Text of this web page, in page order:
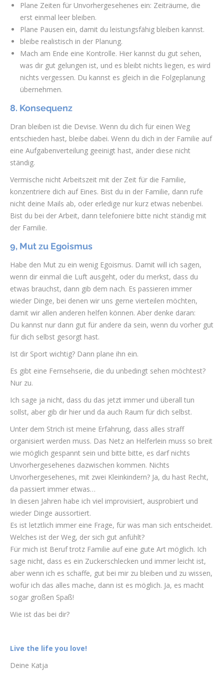
Plane Zeiten für Unvorhergesehenes ein: Zeiträume, die
erst einmal leer bleiben.
Plane Pausen ein, damit du leistungsfähig bleiben kannst.
bleibe realistisch in der Planung.
Mach am Ende eine Kontrolle. Hier kannst du gut sehen,
was dir gut gelungen ist, und es bleibt nichts liegen, es wird
nichts vergessen. Du kannst es gleich in die Folgeplanung
übernehmen.
8. Konsequenz
Dran bleiben ist die Devise. Wenn du dich für einen Weg
entschieden hast, bleibe dabei. Wenn du dich in der Familie auf
eine Aufgabenverteilung geeinigt hast, änder diese nicht
ständig.
Vermische nicht Arbeitszeit mit der Zeit für die Familie,
konzentriere dich auf Eines. Bist du in der Familie, dann rufe
nicht deine Mails ab, oder erledige nur kurz etwas nebenbei.
Bist du bei der Arbeit, dann telefoniere bitte nicht ständig mit
der Familie.
9, Mut zu Egoismus
Habe den Mut zu ein wenig Egoismus. Damit will ich sagen,
wenn dir einmal die Luft ausgeht, oder du merkst, dass du
etwas brauchst, dann gib dem nach. Es passieren immer
wieder Dinge, bei denen wir uns gerne vierteilen möchten,
damit wir allen anderen helfen können. Aber denke daran:
Du kannst nur dann gut für andere da sein, wenn du vorher gut
für dich selbst gesorgt hast.
Ist dir Sport wichtig? Dann plane ihn ein.
Es gibt eine Fernsehserie, die du unbedingt sehen möchtest?
Nur zu.
Ich sage ja nicht, dass du das jetzt immer und überall tun
sollst, aber gib dir hier und da auch Raum für dich selbst.
Unter dem Strich ist meine Erfahrung, dass alles straff
organisiert werden muss. Das Netz an Helferlein muss so breit
wie möglich gespannt sein und bitte bitte, es darf nichts
Unvorhergesehenes dazwischen kommen. Nichts
Unvorhergesehenes, mit zwei Kleinkindern? Ja, du hast Recht,
da passiert immer etwas…
In diesen Jahren habe ich viel improvisiert, ausprobiert und
wieder Dinge aussortiert.
Es ist letztlich immer eine Frage, für was man sich entscheidet.
Welches ist der Weg, der sich gut anfühlt?
Für mich ist Beruf trotz Familie auf eine gute Art möglich. Ich
sage nicht, dass es ein Zuckerschlecken und immer leicht ist,
aber wenn ich es schaffe, gut bei mir zu bleiben und zu wissen,
wofür ich das alles mache, dann ist es möglich. Ja, es macht
sogar großen Spaß!
Wie ist das bei dir?
Live the life you love!
Deine Katja